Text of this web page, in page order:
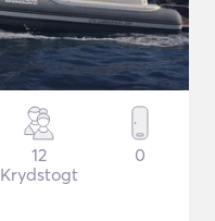
12
Krydstogt
0